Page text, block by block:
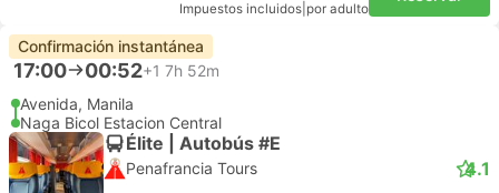
Impuestos incluidos por adulto
Confirmación instantánea
17:00 00:52+1 7h 52m
Avenida, Manila
Naga Bicol Estacion Central
Élite | Autobús #E
Penafrancia Tours 4.1